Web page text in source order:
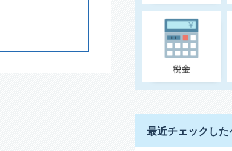
最近チェックした